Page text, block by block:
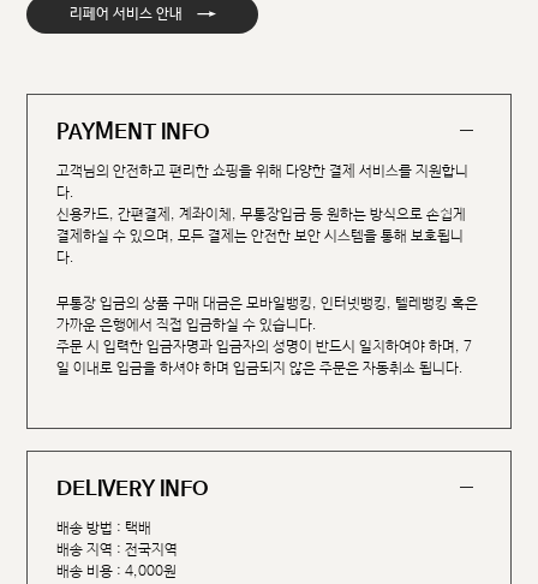
리페어 서비스 안내 →
PAYMENT INFO
고객님의 안전하고 편리한 쇼핑을 위해 다양한 결제 서비스를 지원합니
다.
신용카드, 간편결제, 계좌이체, 무통장입금 등 원하는 방식으로 손쉽게
결제하실 수 있으며, 모든 결제는 안전한 보안 시스템을 통해 보호됩니
다.
무통장 입금의 상품 구매 대금은 모바일뱅킹, 인터넷뱅킹, 텔레뱅킹 혹은
가까운 은행에서 직접 입금하실 수 있습니다.
주문 시 입력한 입금자명과 입금자의 성명이 반드시 일치하여야 하며, 7
일 이내로 입금을 하셔야 하며 입금되지 않은 주문은 자동취소 됩니다.
DELIVERY INFO
배송 방법 : 택배
배송 지역 : 전국지역
배송 비용 : 4,000원